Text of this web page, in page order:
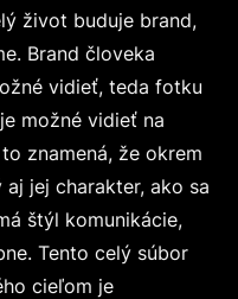
život buduje brand,
Brand človeka
vidieť, teda fotku
možné vidieť na
znamená, že okrem
jej charakter, ako sa
štýl komunikácie,
Tento celý súbor
cieľom je